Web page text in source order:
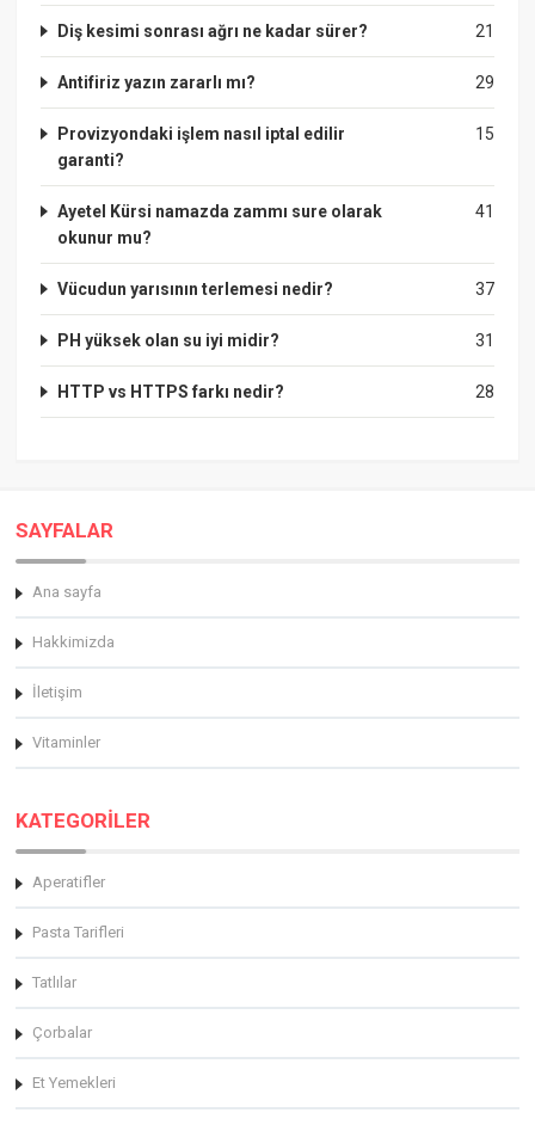
21
Diş kesimi sonrası ağrı ne kadar sürer?
29
Antifiriz yazın zararlı mı?
15
Provizyondaki işlem nasıl iptal edilir
garanti?
41
Ayetel Kürsi namazda zammı sure olarak
okunur mu?
37
Vücudun yarısının terlemesi nedir?
31
PH yüksek olan su iyi midir?
28
HTTP vs HTTPS farkı nedir?
SAYFALAR
Ana sayfa
Hakkimizda
İletişim
Vitaminler
KATEGORİLER
Aperatifler
Pasta Tarifleri
Tatlılar
Çorbalar
Et Yemekleri